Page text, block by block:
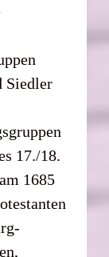
Siedler
17./18.
1685